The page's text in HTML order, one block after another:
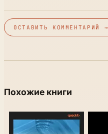
ОСТАВИТЬ КОММЕНТАРИЙ →
Похожие книги